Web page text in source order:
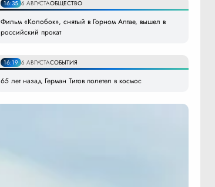
16:35 6 АВГУСТАОБЩЕСТВО
Фильм «Колобок», снятый в Горном Алтае, вышел в
российский прокат
16:19 6 АВГУСТАСОБЫТИЯ
65 лет назад Герман Титов полетел в космос